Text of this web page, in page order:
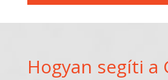
Hogyan segíti a